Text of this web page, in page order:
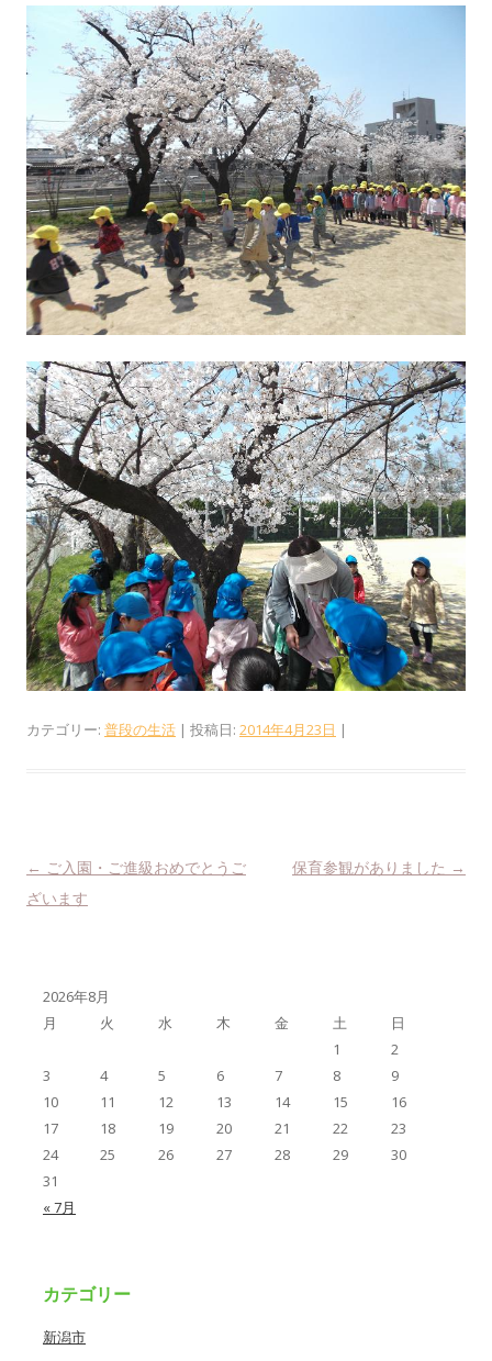
カテゴリー: 普段の生活 | 投稿日: 2014年4月23日 |
投稿ナビゲーション
← ご入園・ご進級おめでとうご
ざいます
保育参観がありました →
2026年8月
月
火 水 木 金 土 日
« 7月
1
2
3
4 5 6 7 8
9
10
11 12 13 14 15
16
17
18 19 20 21 22
23
24
25 26 27 28 29
30
31
カテゴリー
新潟市